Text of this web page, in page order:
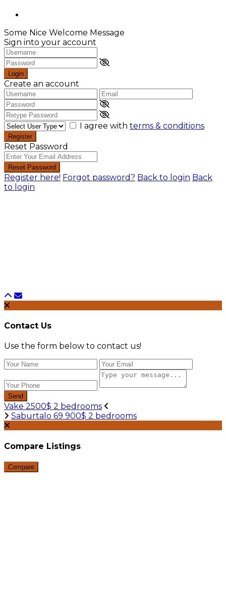
Some Nice Welcome Message
Sign into your account
Login
Create an account
I agree with terms & conditions
Register
Reset Password
Reset Password
Register here! Forgot password? Back to login Back
to login
Contact Us
Use the form below to contact us!
Send
Vake 2500$ 2 bedrooms
Saburtalo 69 900$ 2 bedrooms
Compare Listings
Compare